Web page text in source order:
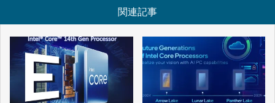
関連記事